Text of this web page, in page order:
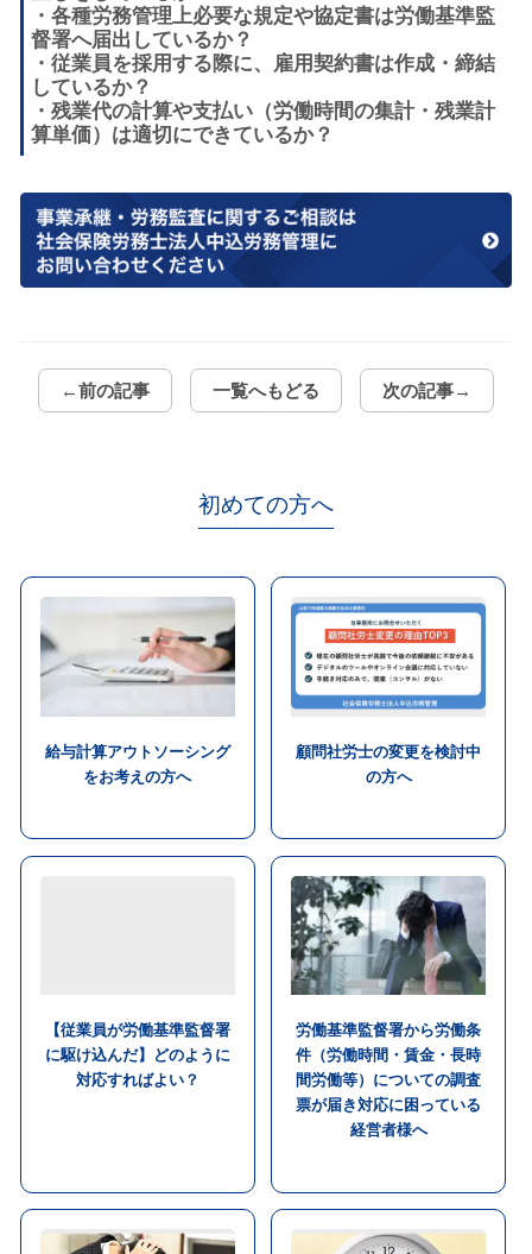
・各種労務管理上必要な規定や協定書は労働基準監
督署へ届出しているか？
・従業員を採用する際に、雇用契約書は作成・締結
しているか？
・残業代の計算や支払い（労働時間の集計・残業計
算単価）は適切にできているか？
←前の記事 一覧へもどる 次の記事→
初めての方へ
給与計算アウトソーシング
をお考えの方へ
顧問社労士の変更を検討中
の方へ
【従業員が労働基準監督署
に駆け込んだ】どのように
対応すればよい？
労働基準監督署から労働条
件（労働時間・賃金・長時
間労働等）についての調査
票が届き対応に困っている
経営者様へ